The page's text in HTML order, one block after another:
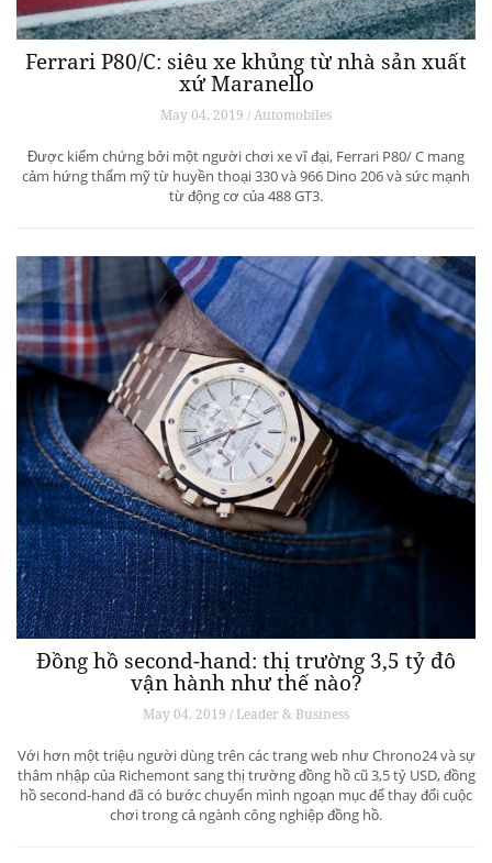
Ferrari P80/C: siêu xe khủng từ ​​nhà sản xuất
xứ Maranello
May 04, 2019 / Automobiles
Được kiểm chứng bởi một người chơi xe vĩ đại, Ferrari P80/ C mang
cảm hứng thẩm mỹ từ huyền thoại 330 và 966 Dino 206 và sức mạnh
từ động cơ của 488 GT3.
Đồng hồ second-hand: thị trường 3,5 tỷ đô
vận hành như thế nào?
May 04, 2019 / Leader & Business
Với hơn một triệu người dùng trên các trang web như Chrono24 và sự
thâm nhập của Richemont sang thị trường đồng hồ cũ 3,5 tỷ USD, đồng
hồ second-hand đã có bước chuyển mình ngoạn mục để thay đổi cuộc
chơi trong cả ngành công nghiệp đồng hồ.